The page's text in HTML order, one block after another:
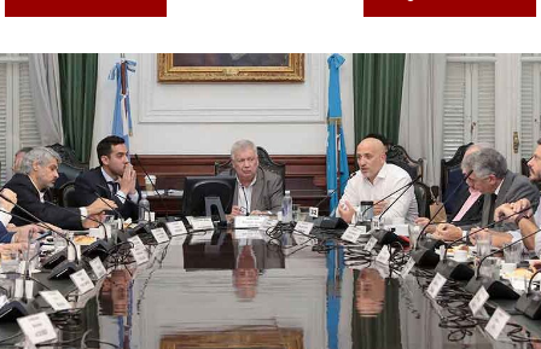
a
v
e
g
a
c